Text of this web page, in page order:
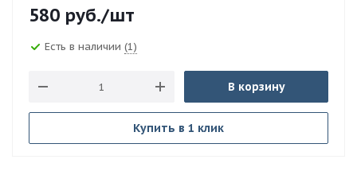
580 руб./шт
Есть в наличии (1)
В корзину
Купить в 1 клик